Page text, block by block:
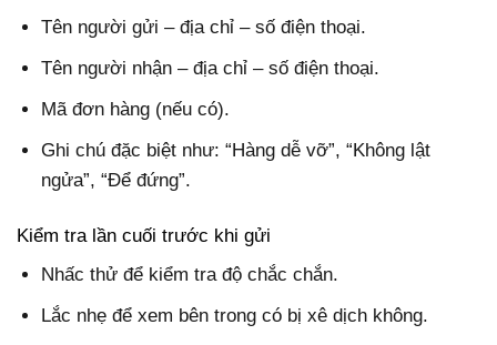
Tên người gửi – địa chỉ – số điện thoại.
Tên người nhận – địa chỉ – số điện thoại.
Mã đơn hàng (nếu có).
Ghi chú đặc biệt như: “Hàng dễ vỡ”, “Không lật
ngửa”, “Để đứng”.
Kiểm tra lần cuối trước khi gửi
Nhấc thử để kiểm tra độ chắc chắn.
Lắc nhẹ để xem bên trong có bị xê dịch không.